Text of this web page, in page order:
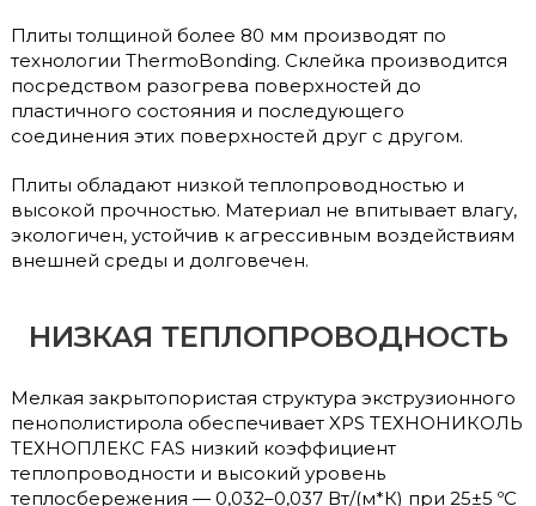
Плиты толщиной более 80 мм производят по
технологии ThermoBonding. Склейка производится
посредством разогрева поверхностей до
пластичного состояния и последующего
соединения этих поверхностей друг с другом.
Плиты обладают низкой теплопроводностью и
высокой прочностью. Материал не впитывает влагу,
экологичен, устойчив к агрессивным воздействиям
внешней среды и долговечен.
НИЗКАЯ ТЕПЛОПРОВОДНОСТЬ
Мелкая закрытопористая структура экструзионного
пенополистирола обеспечивает XPS ТЕХНОНИКОЛЬ
ТЕХНОПЛЕКС FAS низкий коэффициент
теплопроводности и высокий уровень
теплосбережения — 0,032–0,037 Вт/(м*К) при 25±5 ºC